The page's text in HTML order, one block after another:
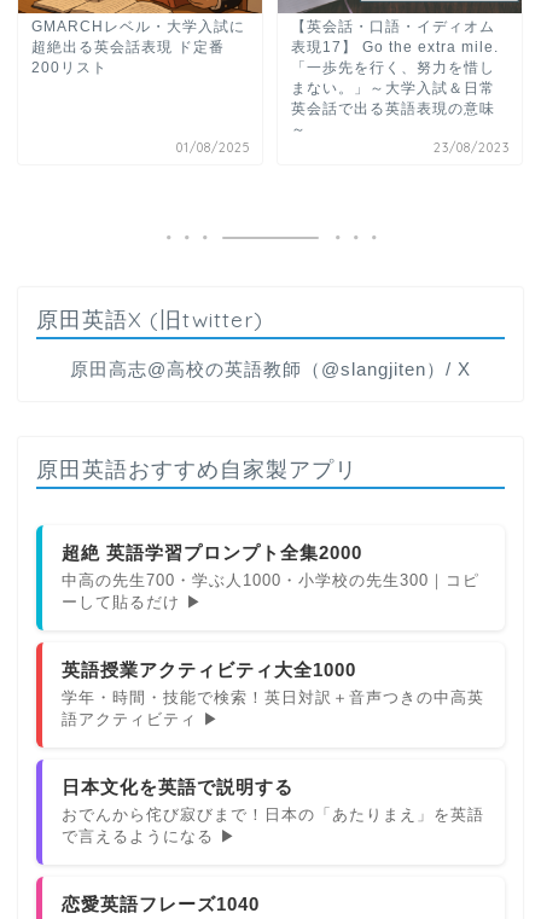
GMARCHレベル・大学入試に
超絶出る英会話表現 ド定番
200リスト
01/08/2025
【英会話・口語・イディオム
表現17】 Go the extra mile.
「一歩先を行く、努力を惜し
まない。」～大学入試＆日常
英会話で出る英語表現の意味
～
23/08/2023
原田英語X (旧twitter)
原田高志@高校の英語教師（@slangjiten）/ X
原田英語おすすめ自家製アプリ
超絶 英語学習プロンプト全集2000
中高の先生700・学ぶ人1000・小学校の先生300｜コピ
ーして貼るだけ ▶
英語授業アクティビティ大全1000
学年・時間・技能で検索！英日対訳＋音声つきの中高英
語アクティビティ ▶
日本文化を英語で説明する
おでんから侘び寂びまで！日本の「あたりまえ」を英語
で言えるようになる ▶
恋愛英語フレーズ1040